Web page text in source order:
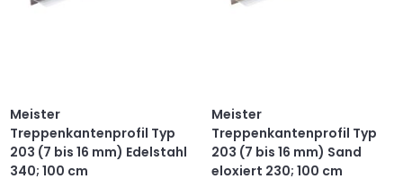
Meister
Treppenkantenprofil Typ
203 (7 bis 16 mm) Edelstahl
340; 100 cm
Meister
Treppenkantenprofil Typ
203 (7 bis 16 mm) Sand
eloxiert 230; 100 cm